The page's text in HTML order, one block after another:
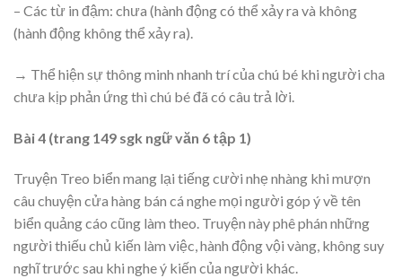
– Các từ in đậm: chưa (hành động có thể xảy ra và không
(hành động không thể xảy ra).
→ Thể hiện sự thông minh nhanh trí của chú bé khi người cha
chưa kịp phản ứng thì chú bé đã có câu trả lời.
Bài 4 (trang 149 sgk ngữ văn 6 tập 1)
Truyện Treo biển mang lại tiếng cười nhẹ nhàng khi mượn
câu chuyện cửa hàng bán cá nghe mọi người góp ý về tên
biển quảng cáo cũng làm theo. Truyện này phê phán những
người thiếu chủ kiến làm việc, hành động vội vàng, không suy
nghĩ trước sau khi nghe ý kiến của người khác.